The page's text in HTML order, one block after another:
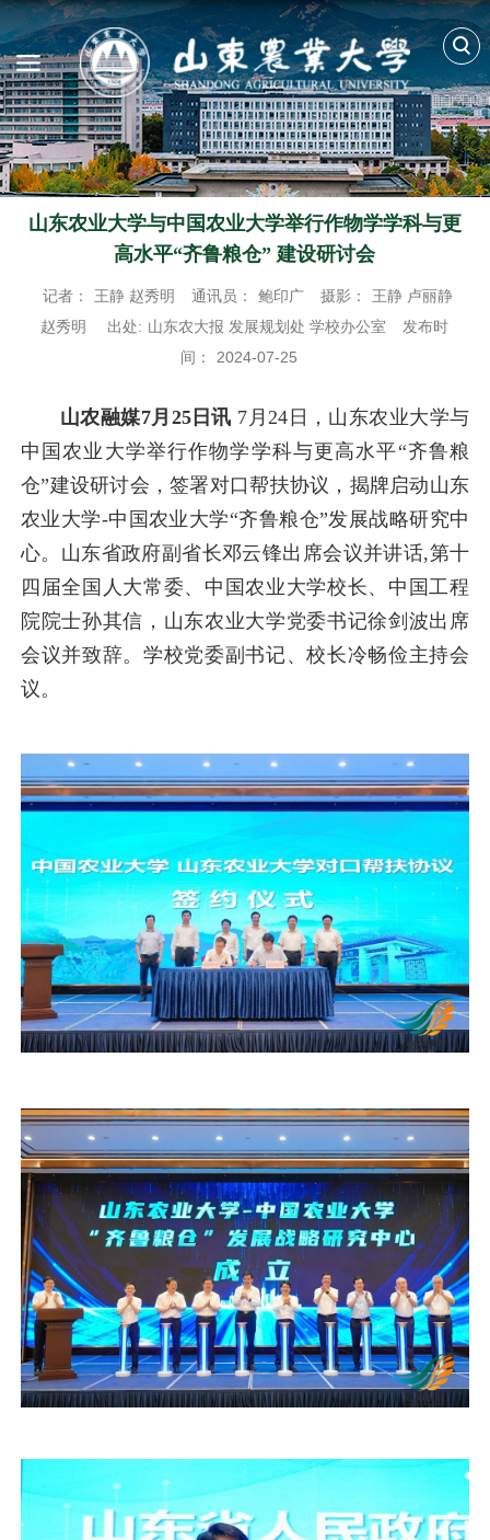
山东农业大学与中国农业大学举行作物学学科与更
高水平“齐鲁粮仓” 建设研讨会
记者： 王静 赵秀明 通讯员： 鲍印广 摄影：
王静 卢丽静
赵秀明
出处: 山东农大报 发展规划处 学校办公室
发布时
间：
2024-07-25
山农融媒7月25日讯 7月24日，山东农业大学与
中国农业大学举行作物学学科与更高水平“齐鲁粮
仓”建设研讨会，签署对口帮扶协议，揭牌启动山东
农业大学-中国农业大学“齐鲁粮仓”发展战略研究中
心。山东省政府副省长邓云锋出席会议并讲话,第十
四届全国人大常委、中国农业大学校长、中国工程
院院士孙其信，山东农业大学党委书记徐剑波出席
会议并致辞。学校党委副书记、校长冷畅俭主持会
议。